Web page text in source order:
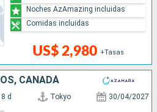
US$ 2,980 +Tasas
Noches AzAmazing incluidas
Comidas incluidas
CANADÁ
d Tokyo 30/04/2027